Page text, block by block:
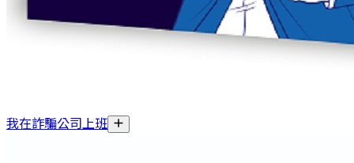
我在詐騙公司上班